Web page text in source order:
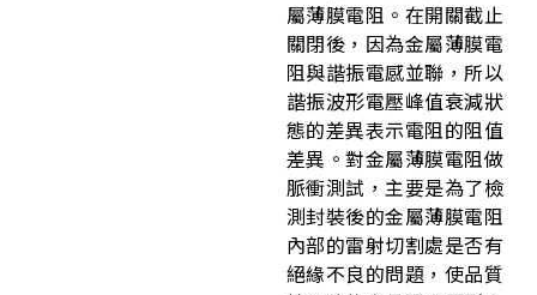
屬薄膜電阻。在開關截止
關閉後，因為金屬薄膜電
阻與諧振電感並聯，所以
諧振波形電壓峰值衰減狀
態的差異表示電阻的阻值
差異。對金屬薄膜電阻做
脈衝測試，主要是為了檢
測封裝後的金屬薄膜電阻
內部的雷射切割處是否有
絕緣不良的問題，使品質